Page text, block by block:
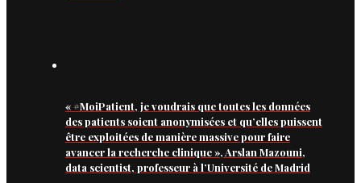
« #MoiPatient, je voudrais que toutes les données
des patients soient anonymisées et qu’elles puissent
être exploitées de manière massive pour faire
avancer la recherche clinique », Arslan Mazouni,
data scientist, professeur à l’Université de Madrid